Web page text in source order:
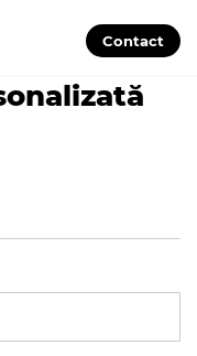
Contact